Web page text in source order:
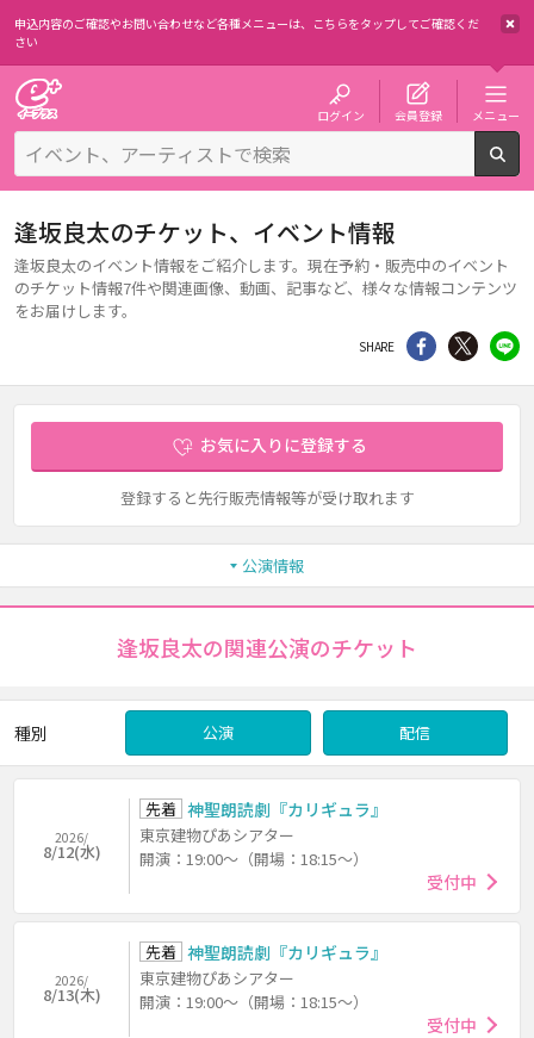
申込内容のご確認やお問い合わせなど各種メニューは、 こちらをタップしてご確認くだ
さい
ログイン 会員登録 メニュー
逢坂良太のチケット、イベント情報
逢坂良太のイベント情報をご紹介します。現在予約・販売中のイベント
のチケット情報7件や関連画像、動画、記事など、様々な情報コンテンツ
をお届けします。
SHARE シェア Twitter
お気に入りに登録する
登録すると先行販売情報等が受け取れます
公演情報
逢坂良太の関連公演のチケット
種別 公演 配信
2026/
8/12(水)
先着 神聖朗読劇『カリギュラ』
東京建物ぴあシアター
開演：19:00～（開場：18:15～）
受付中
2026/
8/13(木)
先着 神聖朗読劇『カリギュラ』
東京建物ぴあシアター
開演：19:00～（開場：18:15～）
受付中